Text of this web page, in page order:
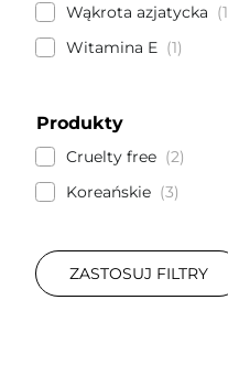
Wąkrota azjatycka
1
Witamina E
1
Produkty
Cruelty free
2
Koreańskie
3
ZASTOSUJ FILTRY